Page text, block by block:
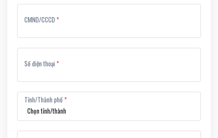
CMND/CCCD *
Số điện thoại *
Tỉnh/Thành phố*